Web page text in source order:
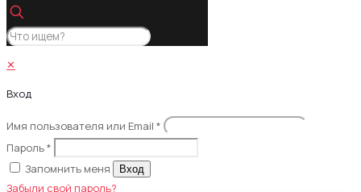
✕
Вход
Имя пользователя или Email *
Пароль*
Запомнить меня
Вход
Забыли свой пароль?